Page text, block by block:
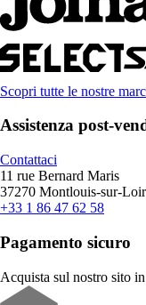
Scopri tutte le nostre
Assistenza post-
Contattaci
11 rue Bernard Maris
37270 Montlouis-sur-
+33 1 86 47 62 58
Pagamento sicuro
Acquista sul nostro sito